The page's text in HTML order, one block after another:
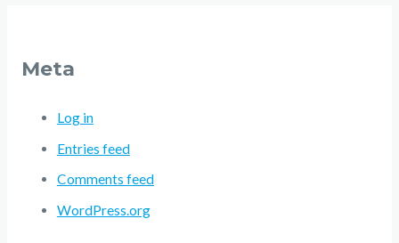
Meta
Log in
Entries feed
Comments feed
WordPress.org